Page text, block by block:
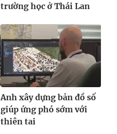
trường học ở Thái Lan
Anh xây dựng bản đồ số
giúp ứng phó sớm với
thiên tai